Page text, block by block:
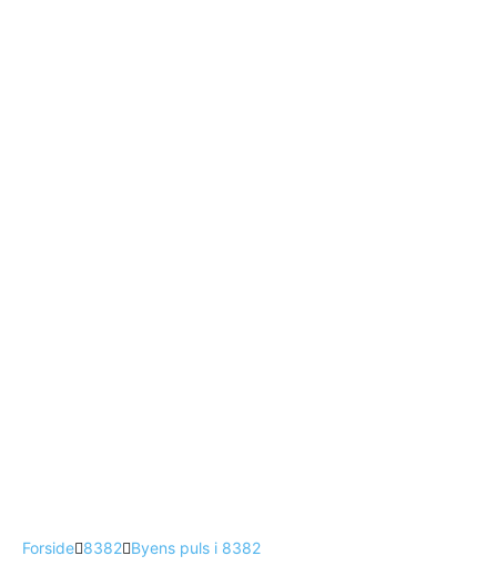
Forside 8382 Byens puls i 8382